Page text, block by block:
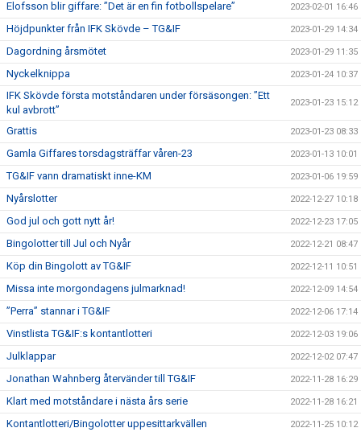
Elofsson blir giffare: ”Det är en fin fotbollspelare” 2023-02-01 16:46
Höjdpunkter från IFK Skövde – TG&IF 2023-01-29 14:34
Dagordning årsmötet 2023-01-29 11:35
Nyckelknippa 2023-01-24 10:37
IFK Skövde första motståndaren under försäsongen: ”Ett
kul avbrott”
2023-01-23 15:12
Grattis 2023-01-23 08:33
Gamla Giffares torsdagsträffar våren-23 2023-01-13 10:01
TG&IF vann dramatiskt inne-KM 2023-01-06 19:59
Nyårslotter 2022-12-27 10:18
God jul och gott nytt år! 2022-12-23 17:05
Bingolotter till Jul och Nyår 2022-12-21 08:47
Köp din Bingolott av TG&IF 2022-12-11 10:51
Missa inte morgondagens julmarknad! 2022-12-09 14:54
”Perra” stannar i TG&IF 2022-12-06 17:14
Vinstlista TG&IF:s kontantlotteri 2022-12-03 19:06
Julklappar 2022-12-02 07:47
Jonathan Wahnberg återvänder till TG&IF 2022-11-28 16:29
Klart med motståndare i nästa års serie 2022-11-28 16:21
Kontantlotteri/Bingolotter uppesittarkvällen 2022-11-25 10:12